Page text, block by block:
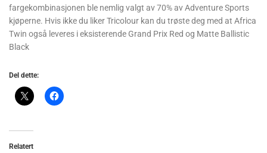
fargekombinasjonen ble nemlig valgt av 70% av Adventure Sports
kjøperne. Hvis ikke du liker Tricolour kan du trøste deg med at Africa
Twin også leveres i eksisterende Grand Prix Red og Matte Ballistic
Black
Del dette:
Relatert